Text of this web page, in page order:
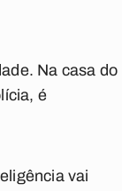
Na casa do
é
vai